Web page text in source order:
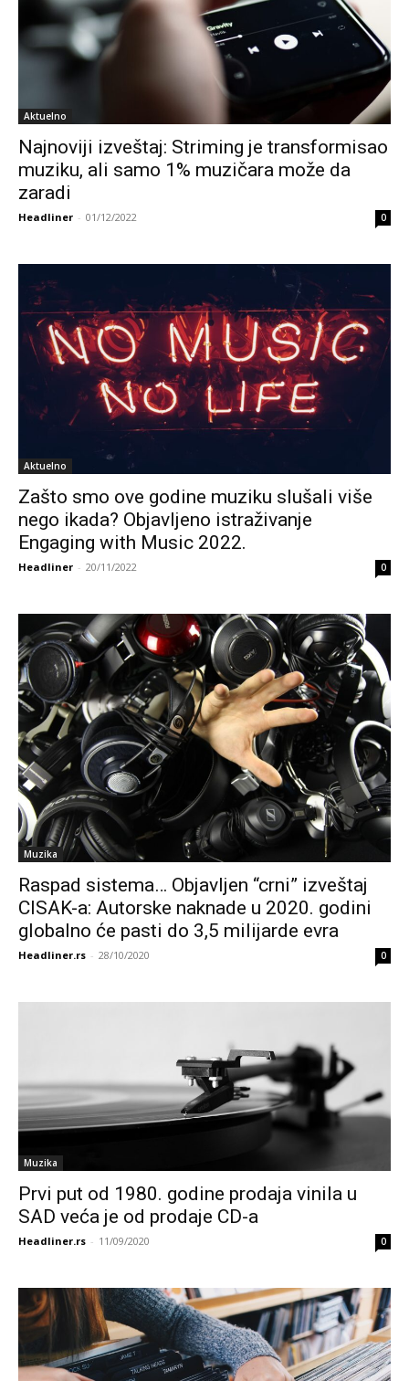
Aktuelno
Najnoviji izveštaj: Striming je transformisao
muziku, ali samo 1% muzičara može da
zaradi
Headliner - 01/12/2022 0
Aktuelno
Zašto smo ove godine muziku slušali više
nego ikada? Objavljeno istraživanje
Engaging with Music 2022.
Headliner - 20/11/2022 0
Muzika
Raspad sistema… Objavljen “crni” izveštaj
CISAK-a: Autorske naknade u 2020. godini
globalno će pasti do 3,5 milijarde evra
Headliner.rs - 28/10/2020 0
Muzika
Prvi put od 1980. godine prodaja vinila u
SAD veća je od prodaje CD-a
Headliner.rs - 11/09/2020 0